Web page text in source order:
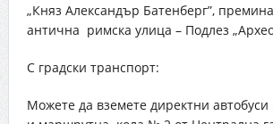
„Княз Александър Батенберг”,
антична римска улица – Подлез
С градски транспорт:
Можете да вземете директни